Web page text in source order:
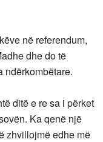
në referendum,
dhe do të
ndërkombëtare.
ditë e re sa i përket
Ka qenë një
zhvillojmë edhe më